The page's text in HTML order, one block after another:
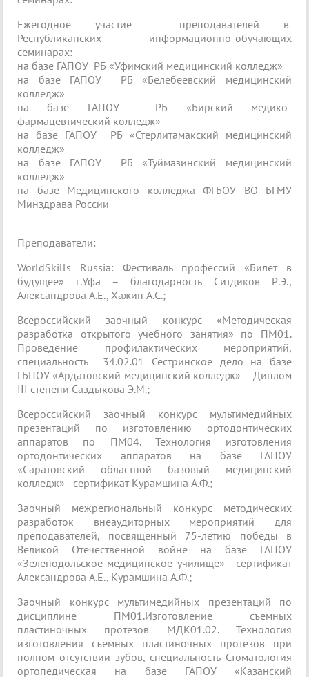
Ежегодное участие преподавателей в
Республиканских информационно-обучающих
семинарах:
на базе ГАПОУ РБ «Уфимский медицинский колледж»
на базе ГАПОУ РБ «Белебеевский медицинский
колледж»
на базе ГАПОУ РБ «Бирский медико-
фармацевтический колледж»
на базе ГАПОУ РБ «Стерлитамакский медицинский
колледж»
на базе ГАПОУ РБ «Туймазинский медицинский
колледж»
на базе Медицинского колледжа ФГБОУ ВО БГМУ
Минздрава России
Преподаватели:
WorldSkills Russia: Фестиваль профессий «Билет в
будущее» г.Уфа – благодарность Ситдиков Р.Э.,
Александрова А.Е., Хажин А.С.;
Всероссийский заочный конкурс «Методическая
разработка открытого учебного занятия» по ПМ01.
Проведение профилактических мероприятий,
специальность 34.02.01 Сестринское дело на базе
ГБПОУ «Ардатовский медицинский колледж» – Диплом
III степени Саздыкова Э.М.;
Всероссийский заочный конкурс мультимедийных
презентаций по изготовлению ортодонтических
аппаратов по ПМ04. Технология изготовления
ортодонтических аппаратов на базе ГАПОУ
«Саратовский областной базовый медицинский
колледж» - сертификат Курамшина А.Ф.;
Заочный межрегиональный конкурс методических
разработок внеаудиторных мероприятий для
преподавателей, посвященный 75-летию победы в
Великой Отечественной войне на базе ГАПОУ
«Зеленодольское медицинское училище» - сертификат
Александрова А.Е., Курамшина А.Ф.;
Заочный конкурс мультимедийных презентаций по
дисциплине ПМ01.Изготовление съемных
пластиночных протезов МДК01.02. Технология
изготовления съемных пластиночных протезов при
полном отсутствии зубов, специальность Стоматология
ортопедическая на базе ГАПОУ «Казанский